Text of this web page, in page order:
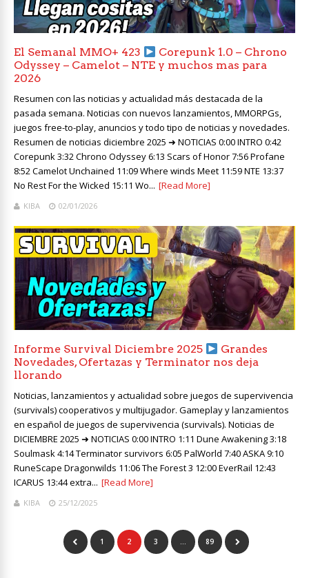
El Semanal MMO+ 423
Corepunk 1.0 – Chrono
Odyssey – Camelot – NTE y muchos mas para
2026
Resumen con las noticias y actualidad más destacada de la
pasada semana. Noticias con nuevos lanzamientos, MMORPGs,
juegos free-to-play, anuncios y todo tipo de noticias y novedades.
Resumen de noticias diciembre 2025 ➜ NOTICIAS 0:00 INTRO 0:42
Corepunk 3:32 Chrono Odyssey 6:13 Scars of Honor 7:56 Profane
8:52 Camelot Unchained 11:09 Where winds Meet 11:59 NTE 13:37
No Rest For the Wicked 15:11 Wo... [Read More]
KIBA 02/01/2026
Informe Survival Diciembre 2025
Grandes
Novedades, Ofertazas y Terminator nos deja
llorando
Noticias, lanzamientos y actualidad sobre juegos de supervivencia
(survivals) cooperativos y multijugador. Gameplay y lanzamientos
en español de juegos de supervivencia (survivals). Noticias de
DICIEMBRE 2025 ➜ NOTICIAS 0:00 INTRO 1:11 Dune Awakening 3:18
Soulmask 4:14 Terminator survivors 6:05 PalWorld 7:40 ASKA 9:10
RuneScape Dragonwilds 11:06 The Forest 3 12:00 EverRail 12:43
ICARUS 13:44 extra... [Read More]
KIBA 25/12/2025
1 2 3 … 89